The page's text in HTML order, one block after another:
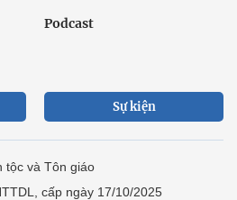
Podcast
Sự kiện
tộc và Tôn giáo
cấp ngày 17/10/2025